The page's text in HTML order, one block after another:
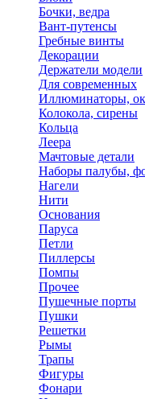
Бочки, ведра
Вант-путенсы
Гребные винты
Декорации
Держатели модели
Для современных
Иллюминаторы,
Колокола, сирены
Кольца
Леера
Мачтовые детали
Наборы палубы,
Нагели
Нити
Основания
Паруса
Петли
Пиллерсы
Помпы
Прочее
Пушечные порты
Пушки
Решетки
Рымы
Трапы
Фигуры
Фонари